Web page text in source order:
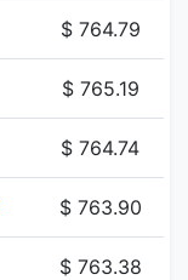
$ 764.79
$ 765.19
$ 764.74
$ 763.90
$ 763.38